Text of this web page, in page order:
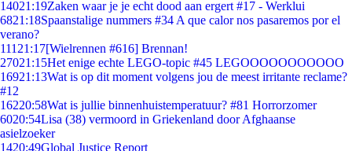
14021:19Zaken waar je je echt dood aan ergert #17 - Werklui
6821:18Spaanstalige nummers #34 A que calor nos pasaremos por el
verano?
111 21:17[Wielrennen #616] Brennan!
27021:15Het enige echte LEGO-topic #45 LEGOOOOOOOOOOO
16921:13Wat is op dit moment volgens jou de meest irritante reclame?
#12
16220:58Wat is jullie binnenhuistemperatuur? #81 Horrorzomer
6020:54Lisa (38) vermoord in Griekenland door Afghaanse
asielzoeker
1420:49Global Justice Report